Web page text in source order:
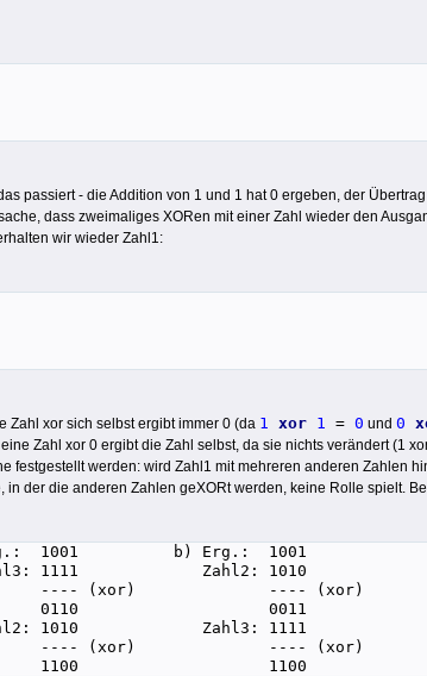
passiert - die Addition von 1 und 1 hat 0 ergeben, der
dass zweimaliges XORen mit einer Zahl wieder den
wir wieder Zahl1:
Zahl xor sich selbst ergibt immer 0 (da 1 xor 1 = 0 und 0
Zahl xor 0 ergibt die Zahl selbst, da sie nichts verändert (1
festgestellt werden: wird Zahl1 mit mehreren anderen Zahlen
der die anderen Zahlen geXORt werden, keine Rolle spielt.
1001 b) Erg.: 1001
1111 Zahl2: 1010
(xor) ---- (xor)
0110 0011
1010 Zahl3: 1111
(xor) ---- (xor)
1100 1100